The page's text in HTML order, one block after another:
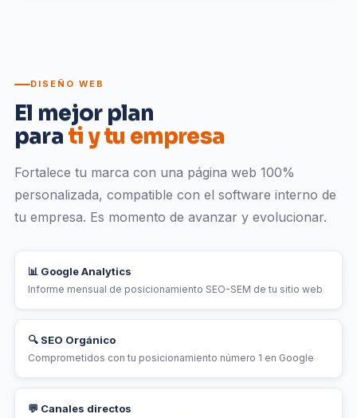
DISEÑO WEB
El mejor plan
para ti y tu empresa
Fortalece tu marca con una página web 100%
personalizada, compatible con el software interno de
tu empresa. Es momento de avanzar y evolucionar.
📊 Google Analytics
Informe mensual de posicionamiento SEO-SEM de tu sitio web
🔍 SEO Orgánico
Comprometidos con tu posicionamiento número 1 en Google
💬 Canales directos